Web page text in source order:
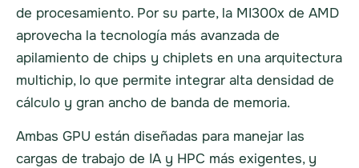
de procesamiento. Por su parte, la MI300x de AMD
aprovecha la tecnología más avanzada de
apilamiento de chips y chiplets en una arquitectura
multichip, lo que permite integrar alta densidad de
cálculo y gran ancho de banda de memoria.
Ambas GPU están diseñadas para manejar las
cargas de trabajo de IA y HPC más exigentes, y